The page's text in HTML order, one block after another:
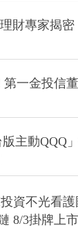
財專家揭密
第一金投信
主動QQQ
資不光看護
8/3掛牌上市